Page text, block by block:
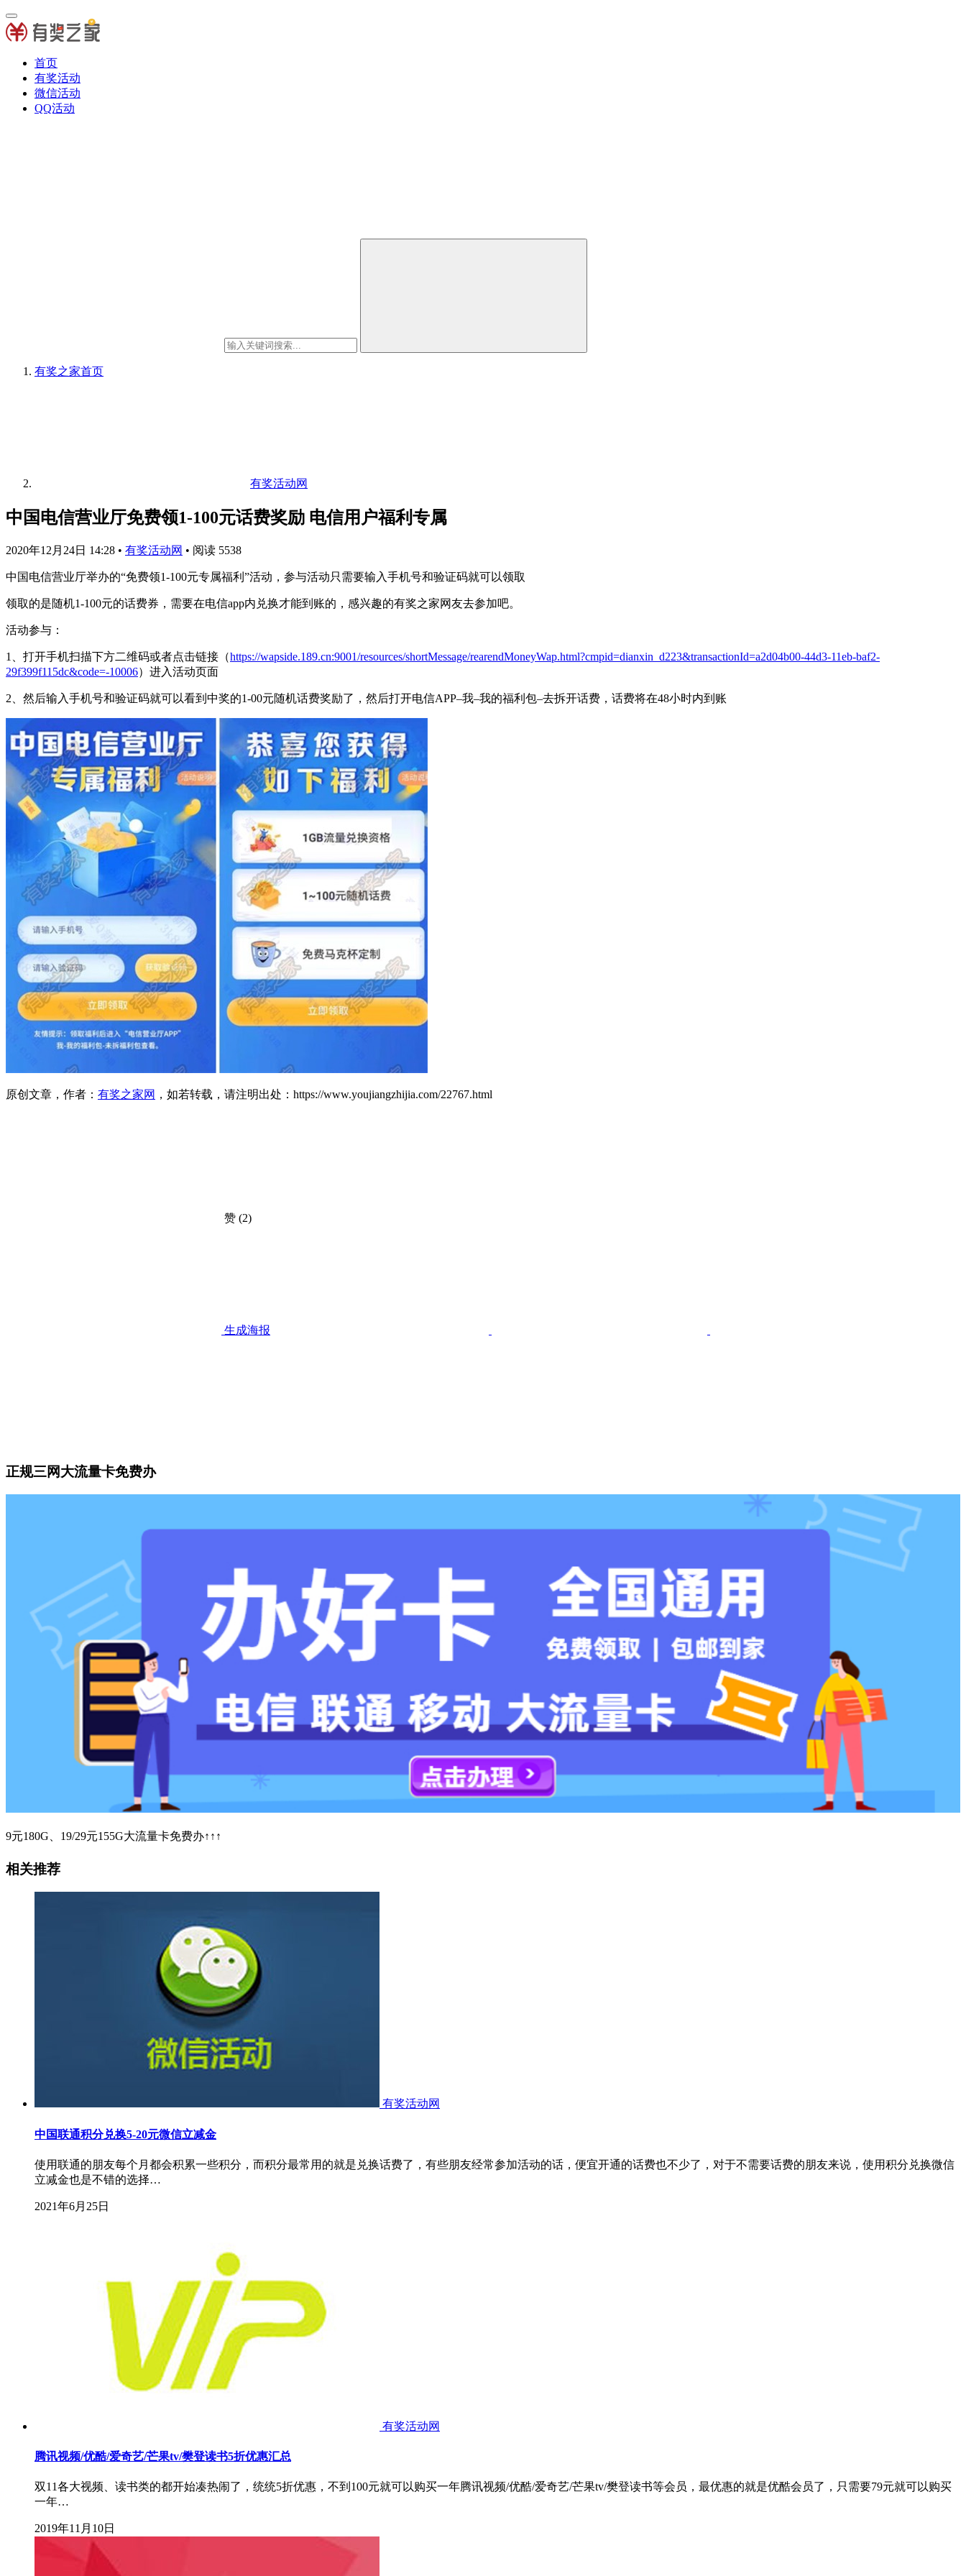
首页
有奖活动
微信活动
QQ活动
有奖之家首页
有奖活动网
中国电信营业厅免费领1-100元话费奖励 电信用户福利专属
2020年12月24日 14:28 • 有奖活动网 • 阅读 5538
中国电信营业厅举办的“免费领1-100元专属福利”活动，参与活动只需要输入手机号和验证码就可以领取
领取的是随机1-100元的话费券，需要在电信app内兑换才能到账的，感兴趣的有奖之家网友去参加吧。
活动参与：
1、打开手机扫描下方二维码或者点击链接（https://wapside.189.cn:9001/resources/shortMessage/rearendMoneyWap.html?cmpid=dianxin_d223&transactionId=a2d04b00-44d3-11eb-baf2-
29f399f115dc&code=-10006）进入活动页面
2、然后输入手机号和验证码就可以看到中奖的1-00元随机话费奖励了，然后打开电信APP–我–我的福利包–去拆开话费，话费将在48小时内到账
原创文章，作者： 有奖之家网 ，如若转载，请注明出处：https://www.youjiangzhijia.com/22767.html
赞 (2)
生成海报
正规三网大流量卡免费办
9元180G、19/29元155G大流量卡免费办↑↑↑
相关推荐
有奖活动网
中国联通积分兑换5-20元微信立减金
使用联通的朋友每个月都会积累一些积分，而积分最常用的就是兑换话费了，有些朋友经常参加活动的话，便宜开通的话费也不少了，对于不需要话费的朋友来说，使用积分兑换微信
立减金也是不错的选择…
2021年6月25日
有奖活动网
腾讯视频/优酷/爱奇艺/芒果tv/樊登读书5折优惠汇总
双11各大视频、读书类的都开始凑热闹了，统统5折优惠，不到100元就可以购买一年腾讯视频/优酷/爱奇艺/芒果tv/樊登读书等会员，最优惠的就是优酷会员了，只需要79元就可以购买
一年…
2019年11月10日